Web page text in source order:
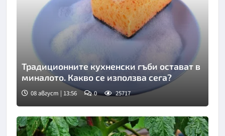
Снимка: Пиксабей
Традиционните кухненски гъби остават в
миналото. Какво се използва сега?
08 август | 13:56 0 25717